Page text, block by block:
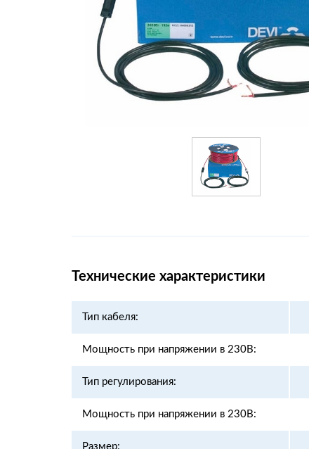
Технические характеристики
Тип кабеля:
Мощность при напряжении в 230В:
Тип регулирования:
Мощность при напряжении в 230В:
Размер: